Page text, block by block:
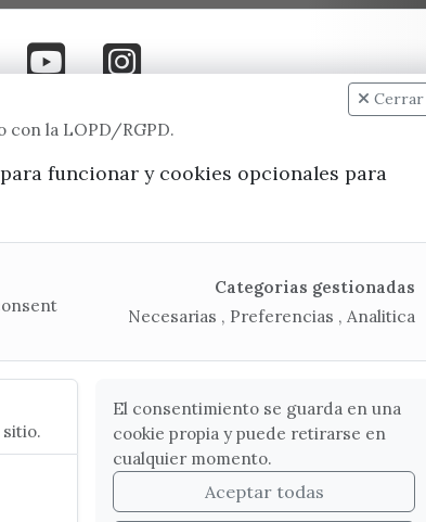
© EXCMO.
con la LOPD/RGPD.
Cerrar
funcionar y cookies opcionales para
Categorias gestionadas
Necesarias , Preferencias , Analitica
El consentimiento se guarda en una
cookie propia y puede retirarse en
cualquier momento.
Aceptar todas